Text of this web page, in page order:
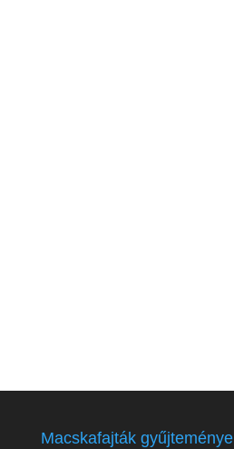
Macskafajták gyűjteménye